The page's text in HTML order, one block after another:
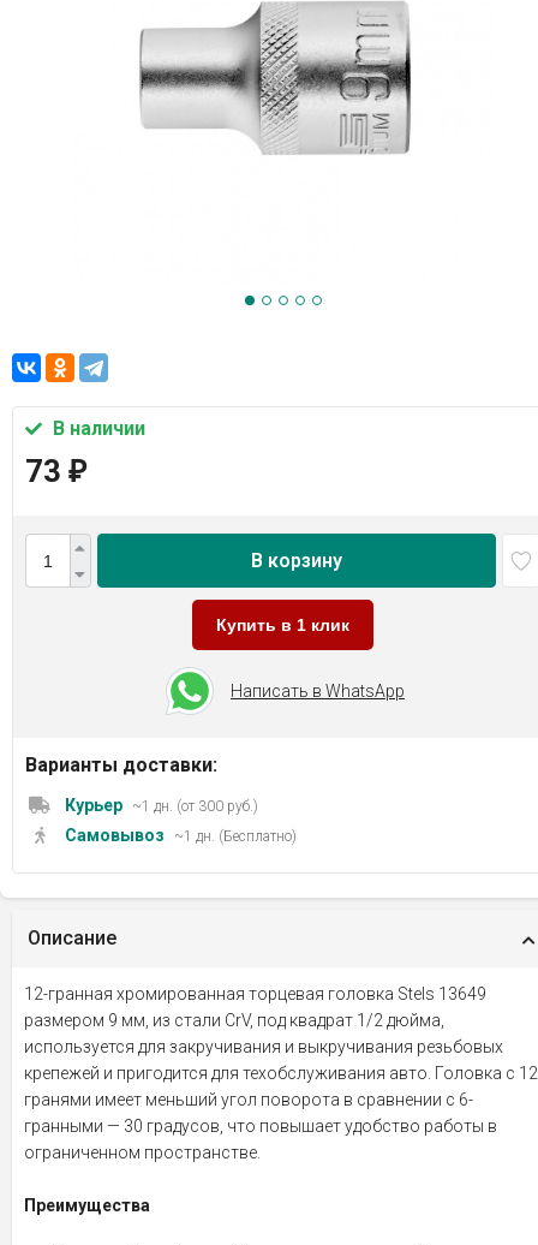
В наличии
73 ₽
В корзину
Купить в 1 клик
Написать в WhatsApp
Варианты доставки:
Курьер ~1 дн. (от 300 руб.)
Самовывоз ~1 дн. (Бесплатно)
Описание
12-гранная хромированная торцевая головка Stels 13649
размером 9 мм, из стали CrV, под квадрат 1/2 дюйма,
используется для закручивания и выкручивания резьбовых
крепежей и пригодится для техобслуживания авто. Головка с 12
гранями имеет меньший угол поворота в сравнении с 6-
гранными — 30 градусов, что повышает удобство работы в
ограниченном пространстве.
Преимущества